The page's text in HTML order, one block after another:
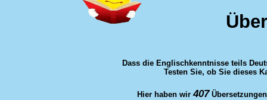
Dass die Englischkenntnisse teils
Testen Sie, ob Sie dieses
Hier haben wir407